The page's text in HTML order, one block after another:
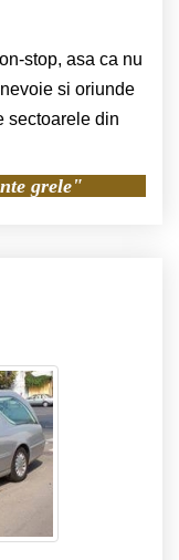
stop, asa ca nu
si oriunde
sectoarele din
grele"